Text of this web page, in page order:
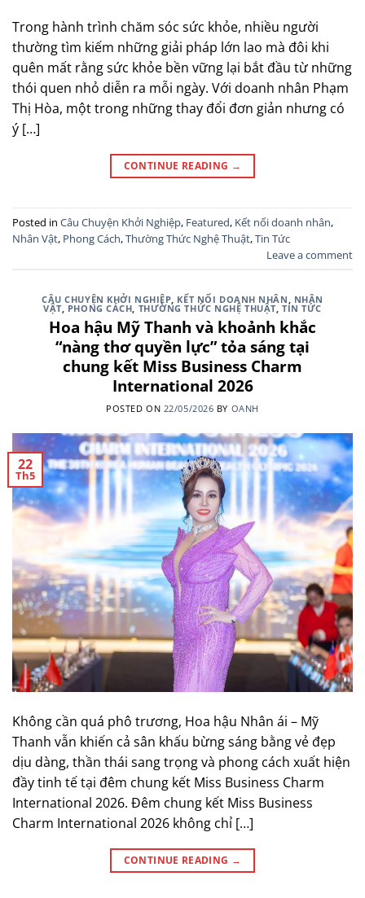
Trong hành trình chăm sóc sức khỏe, nhiều người
thường tìm kiếm những giải pháp lớn lao mà đôi khi
quên mất rằng sức khỏe bền vững lại bắt đầu từ những
thói quen nhỏ diễn ra mỗi ngày. Với doanh nhân Phạm
Thị Hòa, một trong những thay đổi đơn giản nhưng có
ý […]
CONTINUE READING →
Posted in Câu Chuyện Khởi Nghiệp, Featured, Kết nối doanh nhân,
Nhân Vật, Phong Cách,Thường Thức Nghệ Thuật,Tin Tức
Leave a comment
CÂU CHUYỆN KHỞI NGHIỆP, KẾT NỐI DOANH NHÂN, NHÂN
VẬT, PHONG CÁCH, THƯỜNG THỨC NGHỆ THUẬT,TIN TỨC
Hoa hậu Mỹ Thanh và khoảnh khắc
“nàng thơ quyền lực” tỏa sáng tại
chung kết Miss Business Charm
International 2026
POSTED ON 22/05/2026 BY OANH
22
Th5
Không cần quá phô trương, Hoa hậu Nhân ái – Mỹ
Thanh vẫn khiến cả sân khấu bừng sáng bằng vẻ đẹp
dịu dàng, thần thái sang trọng và phong cách xuất hiện
đầy tinh tế tại đêm chung kết Miss Business Charm
International 2026. Đêm chung kết Miss Business
Charm International 2026 không chỉ […]
CONTINUE READING →